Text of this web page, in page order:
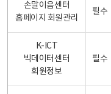
손말이음센터
홈페이지 회원관리
필수
K-ICT
빅데이터센터
회원정보
필수